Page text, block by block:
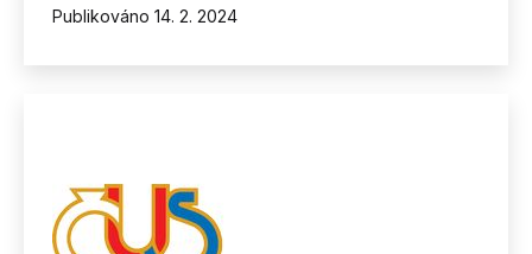
Publikováno 14. 2. 2024